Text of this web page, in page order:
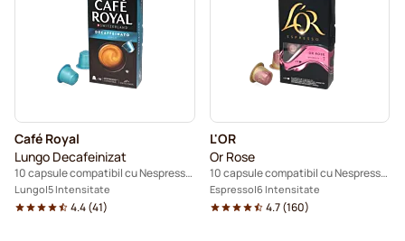
Café Royal
Lungo Decafeinizat
10 capsule compatibil cu Nespresso®
Lungo 5 Intensitate
4.4(41)
L'OR
Or Rose
10 capsule compatibil cu Nespresso®
Espresso 6 Intensitate
4.7(160)